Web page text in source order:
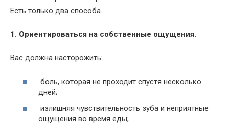
Есть только два способа.
1. Ориентироваться на собственные ощущения.
Вас должна насторожить:
боль, которая не проходит спустя несколько
дней;
излишняя чувствительность зуба и неприятные
ощущения во время еды;